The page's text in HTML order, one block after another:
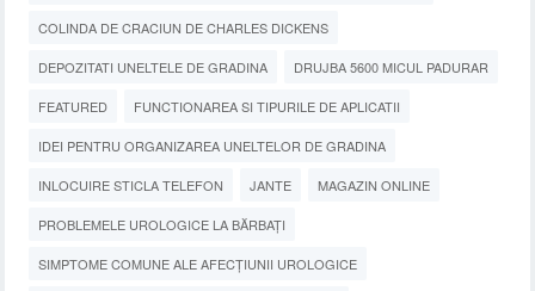
COLINDA DE CRACIUN DE CHARLES DICKENS
DEPOZITATI UNELTELE DE GRADINA DRUJBA 5600 MICUL PADURAR
FEATURED FUNCTIONAREA SI TIPURILE DE APLICATII
IDEI PENTRU ORGANIZAREA UNELTELOR DE GRADINA
INLOCUIRE STICLA TELEFON JANTE MAGAZIN ONLINE
PROBLEMELE UROLOGICE LA BĂRBAȚI
SIMPTOME COMUNE ALE AFECȚIUNII UROLOGICE